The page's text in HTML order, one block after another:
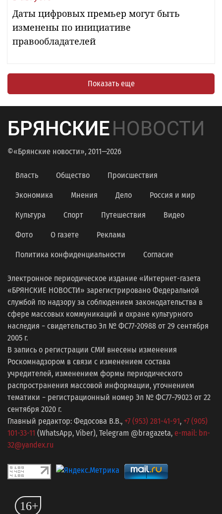
Даты цифровых премьер могут быть
изменены по инициативе
правообладателей
Показать еще
БРЯНСКИЕНОВОСТИ
©«Брянские новости», 2011—2026
Власть Общество Происшествия
Экономика Мнения Дело Россия и мир
Культура Спорт Путешествия Видео
Фото О газете Реклама
Политика конфиденциальности Согласие
Электронное периодическое издание «Интернет-газета
«БРЯНСКИЕ НОВОСТИ» зарегистрировано Федеральной
службой по надзору за соблюдением законодательства в
сфере массовых коммуникаций и охране культурного
наследия − свидетельство Эл № ФС77-20988 от 29 сентября
2005 г.
В запись о регистрации СМИ внесены изменения
Роскомнадзором в связи с изменением состава
учредителей, изменением формы периодического
распространения массовой информации, уточнением
тематики − регистрационный номер Эл № ФС77−79023 от 22
сентября 2020 г.
Главный редактор: Федосова В.В., +7 (953) 281-41-91, +7 (905)
101-33-11 (WhatsApp, Viber), Telegram @bragazeta, e-mail: bn-
32@yandex.ru
16+